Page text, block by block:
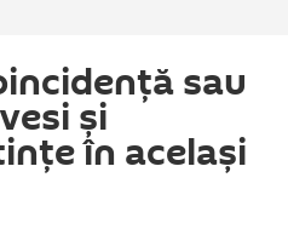
sau
și
în același